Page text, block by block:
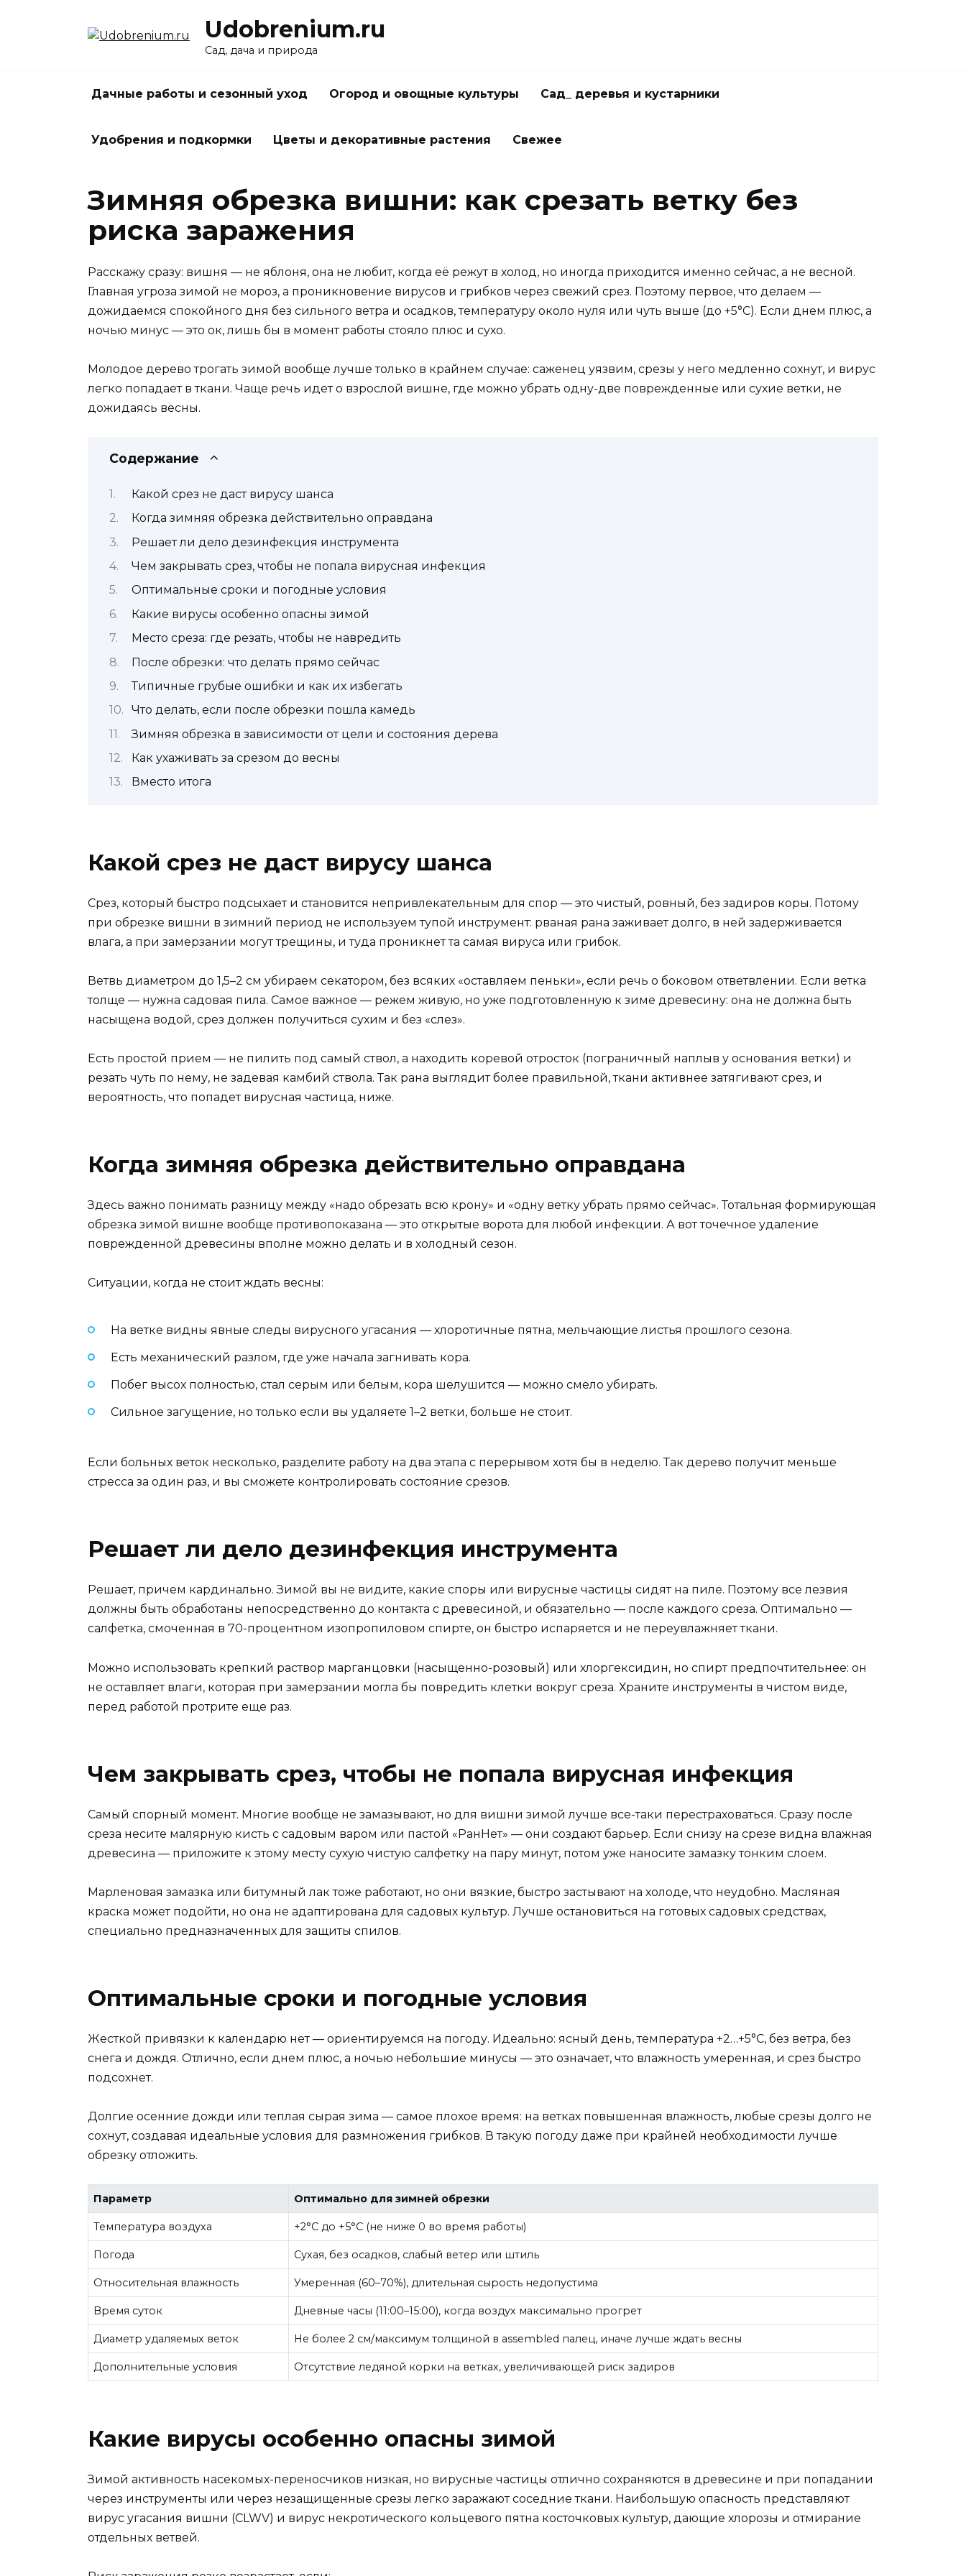
Udobrenium.ru
Сад, дача и природа
Дачные работы и сезонный уход Огород и овощные культуры Сад_ деревья и кустарники
Удобрения и подкормки Цветы и декоративные растения Свежее
Зимняя обрезка вишни: как срезать ветку без
риска заражения
Расскажу сразу: вишня — не яблоня, она не любит, когда её режут в холод, но иногда приходится именно сейчас, а не весной.
Главная угроза зимой не мороз, а проникновение вирусов и грибков через свежий срез. Поэтому первое, что делаем —
дожидаемся спокойного дня без сильного ветра и осадков, температуру около нуля или чуть выше (до +5°C). Если днем плюс, а
ночью минус — это ок, лишь бы в момент работы стояло плюс и сухо.
Молодое дерево трогать зимой вообще лучше только в крайнем случае: саженец уязвим, срезы у него медленно сохнут, и вирус
легко попадает в ткани. Чаще речь идет о взрослой вишне, где можно убрать одну-две поврежденные или сухие ветки, не
дожидаясь весны.
Содержание
Какой срез не даст вирусу шанса
Когда зимняя обрезка действительно оправдана
Решает ли дело дезинфекция инструмента
Чем закрывать срез, чтобы не попала вирусная инфекция
Оптимальные сроки и погодные условия
Какие вирусы особенно опасны зимой
Место среза: где резать, чтобы не навредить
После обрезки: что делать прямо сейчас
Типичные грубые ошибки и как их избегать
Что делать, если после обрезки пошла камедь
Зимняя обрезка в зависимости от цели и состояния дерева
Как ухаживать за срезом до весны
Вместо итога
Какой срез не даст вирусу шанса
Срез, который быстро подсыхает и становится непривлекательным для спор — это чистый, ровный, без задиров коры. Потому
при обрезке вишни в зимний период не используем тупой инструмент: рваная рана заживает долго, в ней задерживается
влага, а при замерзании могут трещины, и туда проникнет та самая вируса или грибок.
Ветвь диаметром до 1,5–2 см убираем секатором, без всяких «оставляем пеньки», если речь о боковом ответвлении. Если ветка
толще — нужна садовая пила. Самое важное — режем живую, но уже подготовленную к зиме древесину: она не должна быть
насыщена водой, срез должен получиться сухим и без «слез».
Есть простой прием — не пилить под самый ствол, а находить коревой отросток (пограничный наплыв у основания ветки) и
резать чуть по нему, не задевая камбий ствола. Так рана выглядит более правильной, ткани активнее затягивают срез, и
вероятность, что попадет вирусная частица, ниже.
Когда зимняя обрезка действительно оправдана
Здесь важно понимать разницу между «надо обрезать всю крону» и «одну ветку убрать прямо сейчас». Тотальная формирующая
обрезка зимой вишне вообще противопоказана — это открытые ворота для любой инфекции. А вот точечное удаление
поврежденной древесины вполне можно делать и в холодный сезон.
Ситуации, когда не стоит ждать весны:
На ветке видны явные следы вирусного угасания — хлоротичные пятна, мельчающие листья прошлого сезона.
Есть механический разлом, где уже начала загнивать кора.
Побег высох полностью, стал серым или белым, кора шелушится — можно смело убирать.
Сильное загущение, но только если вы удаляете 1–2 ветки, больше не стоит.
Если больных веток несколько, разделите работу на два этапа с перерывом хотя бы в неделю. Так дерево получит меньше
стресса за один раз, и вы сможете контролировать состояние срезов.
Решает ли дело дезинфекция инструмента
Решает, причем кардинально. Зимой вы не видите, какие споры или вирусные частицы сидят на пиле. Поэтому все лезвия
должны быть обработаны непосредственно до контакта с древесиной, и обязательно — после каждого среза. Оптимально —
салфетка, смоченная в 70-процентном изопропиловом спирте, он быстро испаряется и не переувлажняет ткани.
Можно использовать крепкий раствор марганцовки (насыщенно-розовый) или хлоргексидин, но спирт предпочтительнее: он
не оставляет влаги, которая при замерзании могла бы повредить клетки вокруг среза. Храните инструменты в чистом виде,
перед работой протрите еще раз.
Чем закрывать срез, чтобы не попала вирусная инфекция
Самый спорный момент. Многие вообще не замазывают, но для вишни зимой лучше все-таки перестраховаться. Сразу после
среза несите малярную кисть с садовым варом или пастой «РанНет» — они создают барьер. Если снизу на срезе видна влажная
древесина — приложите к этому месту сухую чистую салфетку на пару минут, потом уже наносите замазку тонким слоем.
Марленовая замазка или битумный лак тоже работают, но они вязкие, быстро застывают на холоде, что неудобно. Масляная
краска может подойти, но она не адаптирована для садовых культур. Лучше остановиться на готовых садовых средствах,
специально предназначенных для защиты спилов.
Оптимальные сроки и погодные условия
Жесткой привязки к календарю нет — ориентируемся на погоду. Идеально: ясный день, температура +2…+5°C, без ветра, без
снега и дождя. Отлично, если днем плюс, а ночью небольшие минусы — это означает, что влажность умеренная, и срез быстро
подсохнет.
Долгие осенние дожди или теплая сырая зима — самое плохое время: на ветках повышенная влажность, любые срезы долго не
сохнут, создавая идеальные условия для размножения грибков. В такую погоду даже при крайней необходимости лучше
обрезку отложить.
Параметр Оптимально для зимней обрезки
Температура воздуха +2°C до +5°C (не ниже 0 во время работы)
Погода Сухая, без осадков, слабый ветер или штиль
Относительная влажность Умеренная (60–70%), длительная сырость недопустима
Время суток Дневные часы (11:00–15:00), когда воздух максимально прогрет
Диаметр удаляемых веток Не более 2 см/максимум толщиной в assembled палец, иначе лучше ждать весны
Дополнительные условия Отсутствие ледяной корки на ветках, увеличивающей риск задиров
Какие вирусы особенно опасны зимой
Зимой активность насекомых-переносчиков низкая, но вирусные частицы отлично сохраняются в древесине и при попадании
через инструменты или через незащищенные срезы легко заражают соседние ткани. Наибольшую опасность представляют
вирус угасания вишни (CLWV) и вирус некротического кольцевого пятна косточковых культур, дающие хлорозы и отмирание
отдельных ветвей.